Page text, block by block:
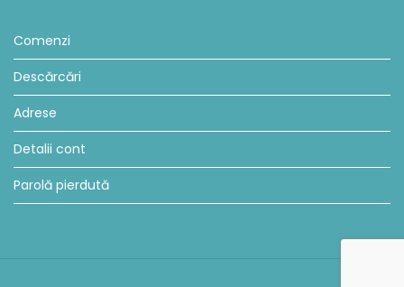
Comenzi
Descărcări
Adrese
Detalii cont
Parolă pierdută